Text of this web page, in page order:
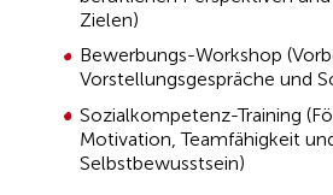
Zielen)
Bewerbungs-Workshop
Vorstellungsgespräche und
Sozialkompetenz-Training
Motivation, Teamfähigkeit
Selbstbewusstsein)